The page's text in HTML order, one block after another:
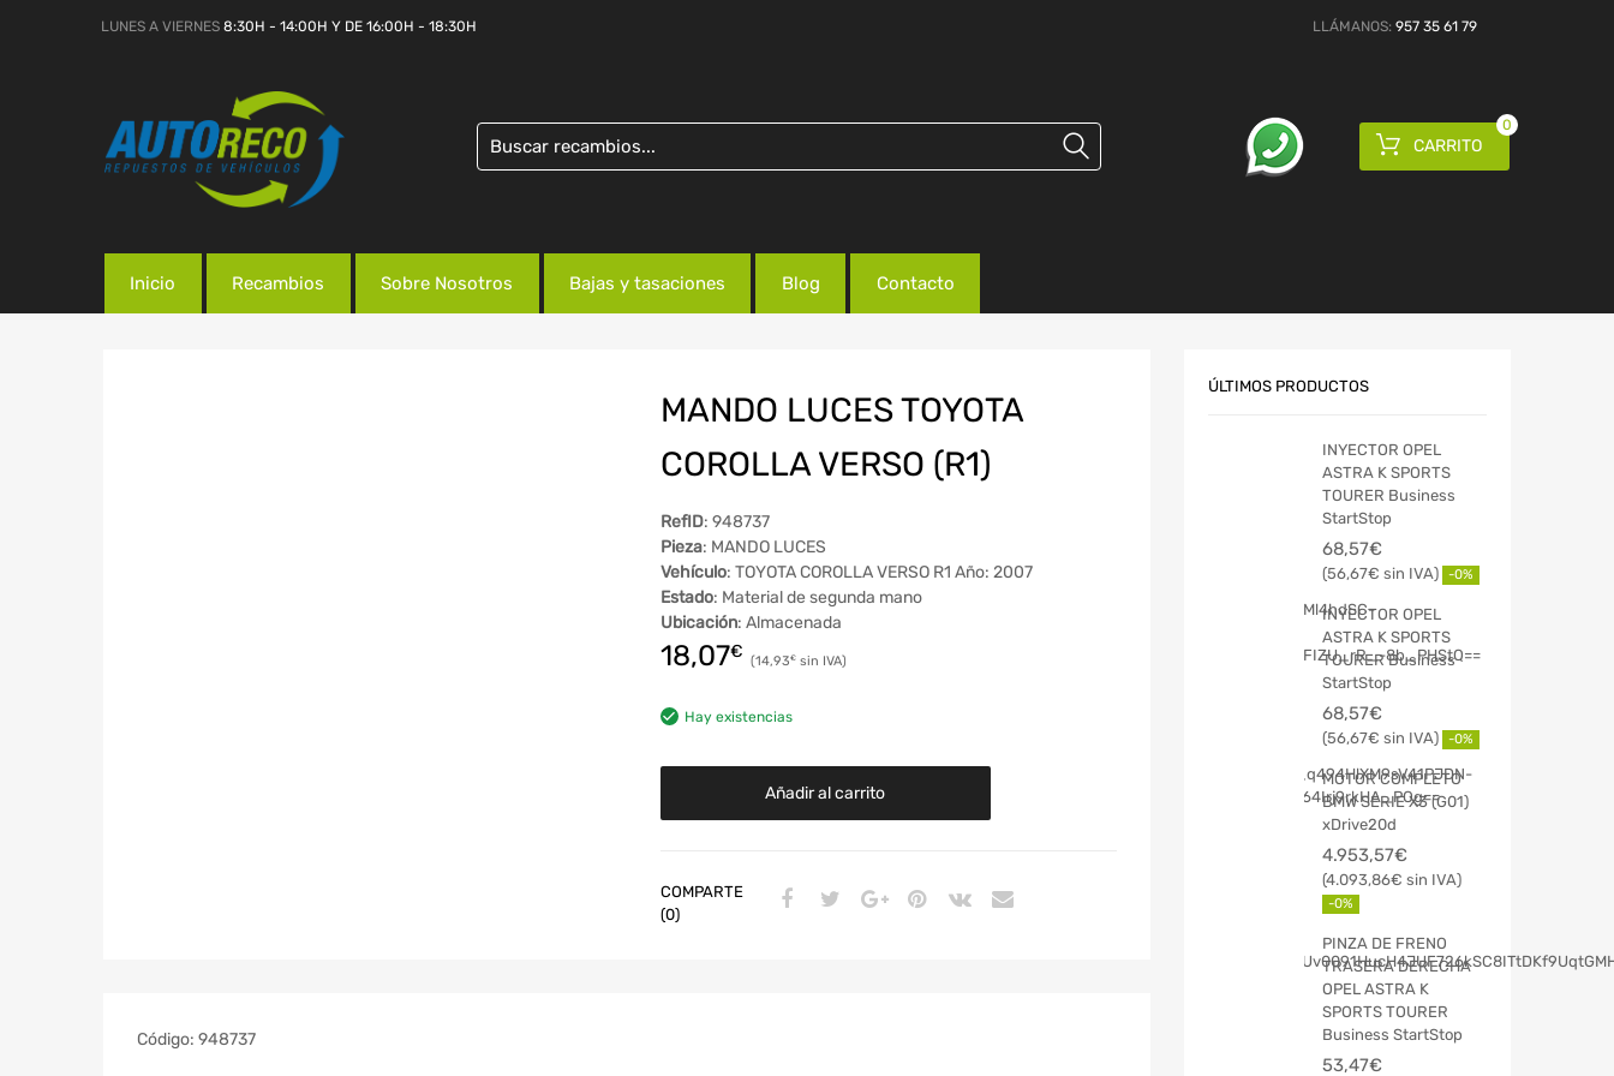
LUNES A VIERNES 8:30H - 14:00H Y DE 16:00H - 18:30H LLÁMANOS: 957 35 61 79
CARRITO
0
Inicio Recambios Sobre Nosotros Bajas y tasaciones Blog Contacto
MANDO LUCES TOYOTA
COROLLA VERSO (R1)
RefID: 948737
Pieza: MANDO LUCES
Vehículo: TOYOTA COROLLA VERSO R1 Año: 2007
Estado: Material de segunda mano
Ubicación: Almacenada
18,07€ 14,93€
Hay existencias
Añadir al carrito
COMPARTE
(0)
Código: 948737
ÚLTIMOS PRODUCTOS
INYECTOR OPEL
ASTRA K SPORTS
TOURER Business
StartStop
68,57€
56,67€ -0%
INYECTOR OPEL
ASTRA K SPORTS
TOURER Business
StartStop
68,57€
56,67€ -0%
MOTOR COMPLETO
BMW SERIE X3 (G01)
xDrive20d
4.953,57€
4.093,86€
-0%
PINZA DE FRENO
TRASERA DERECHA
OPEL ASTRA K
SPORTS TOURER
Business StartStop
53,47€